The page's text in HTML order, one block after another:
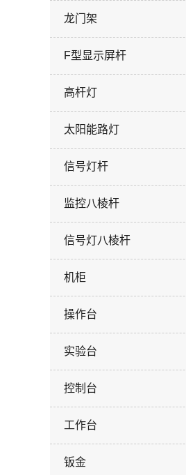
龙门架
F型显示屏杆
高杆灯
太阳能路灯
信号灯杆
监控八棱杆
信号灯八棱杆
机柜
操作台
实验台
控制台
工作台
钣金